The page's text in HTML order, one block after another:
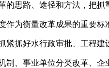
的思路、途径和方法，把
作为衡量改革成果的重要标
紧抓好水行政审批、工程
制、事业单位分类改革、